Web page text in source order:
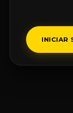
INICIAR